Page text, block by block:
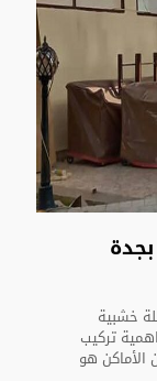
خشبية
تركيب
الأماكن هو